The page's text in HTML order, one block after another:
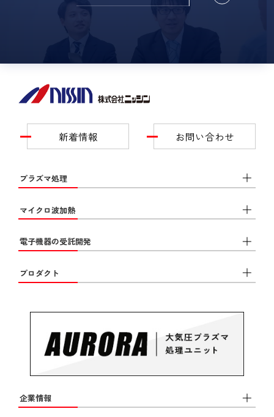
新着情報 お問い合わせ
プラズマ処理
マイクロ波加熱
電子機器の受託開発
プロダクト
企業情報